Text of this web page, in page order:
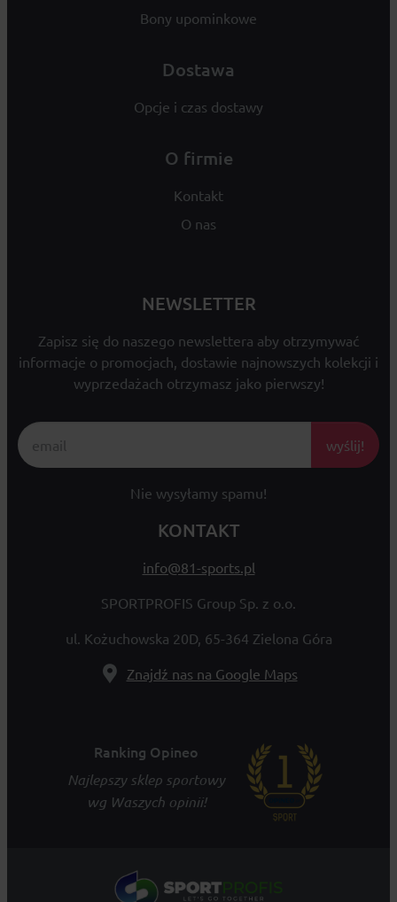
Bony upominkowe
Dostawa
Opcje i czas dostawy
O firmie
Kontakt
O nas
NEWSLETTER
Zapisz się do naszego newslettera aby otrzymywać
informacje o promocjach, dostawie najnowszych kolekcji i
wyprzedażach otrzymasz jako pierwszy!
wyślij!
Nie wysyłamy spamu!
KONTAKT
info@81-sports.pl
SPORTPROFIS Group Sp. z o.o.
ul. Kożuchowska 20D, 65-364 Zielona Góra
Znajdź nas na Google Maps
Ranking Opineo
Najlepszy sklep sportowy
wg Waszych opinii!